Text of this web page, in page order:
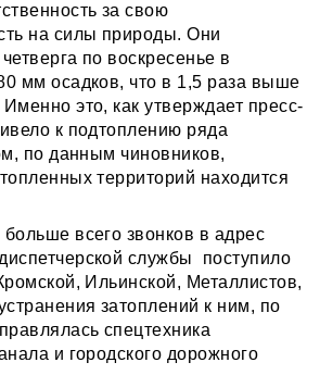
за свою
на силы природы. Они
по воскресенье в
мм осадков, что в 1,5 раза выше
это, как утверждает пресс-
к подтоплению ряда
по данным чиновников,
территорий находится
всего звонков в адрес
службы поступило
Ильинской, Металлистов,
затоплений к ним, по
спецтехника
и городского дорожного